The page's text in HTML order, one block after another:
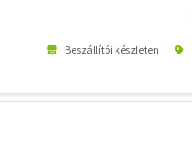
Beszállítói készleten